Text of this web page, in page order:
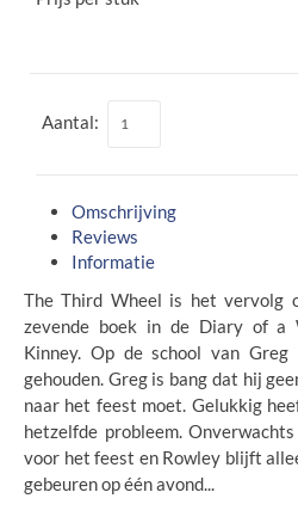
Aantal:
Omschrijving
Reviews
Informatie
The Third Wheel is het vervolg
zevende boek in de Diary of a
Kinney. Op de school van
gehouden. Greg is bang dat hij
naar het feest moet. Gelukkig
hetzelfde probleem.
voor het feest en Rowley blijft
gebeuren op één avond...